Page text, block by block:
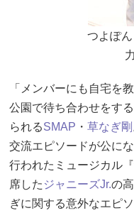
つよぽん
「メンバーにも自宅を
公園で待ち合わせをす
られるSMAP ・ 草なぎ剛
交流エピソードが公に
行われたミュージカル
席した ジャニーズJr.の
ぎに関する意外なエピ